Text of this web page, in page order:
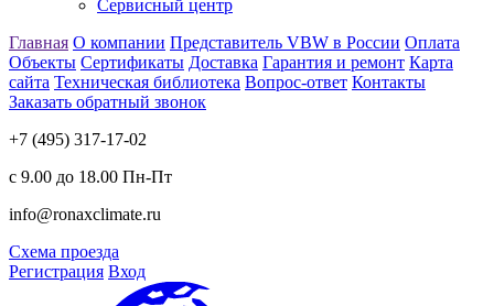
Сервисный центр
Главная О компании Представитель VBW в России Оплата
Объекты Сертификаты Доставка Гарантия и ремонт Карта
сайта Техническая библиотека Вопрос-ответ Контакты
Заказать обратный звонок
+7 (495) 317-17-02
с 9.00 до 18.00 Пн-Пт
info@ronaxclimate.ru
Схема проезда
Регистрация Вход